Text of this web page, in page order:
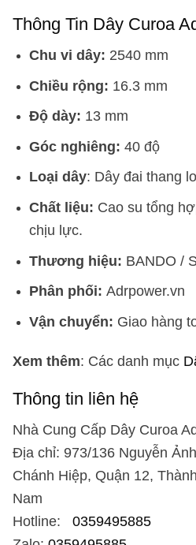
Thông Tin Dây Curoa
Chu vi dây: 2540 mm
Chiều rộng: 16.3 mm
Độ dày: 13 mm
Góc nghiêng: 40 độ
Loại dây: Dây đai thang
Chất liệu: Cao su tổng
chịu lực.
Thương hiệu: BANDO /
Phân phối: Adrpower.vn
Vận chuyển: Giao hàng
Xem thêm: Các danh mục
Thông tin liên hệ
Nhà Cung Cấp Dây Curoa
Địa chỉ: 973/136 Nguyễn
Chánh Hiệp, Quận 12,
Nam
Hotline: 0359495885